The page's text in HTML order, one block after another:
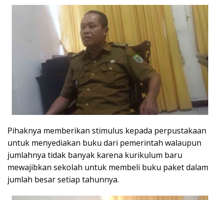
Pihaknya memberikan stimulus kepada perpustakaan
untuk menyediakan buku dari pemerintah walaupun
jumlahnya tidak banyak karena kurikulum baru
mewajibkan sekolah untuk membeli buku paket dalam
jumlah besar setiap tahunnya.